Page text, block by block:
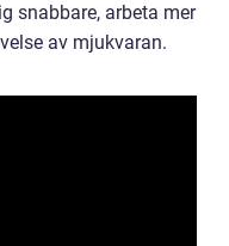
snabbare, arbeta mer
av mjukvaran.